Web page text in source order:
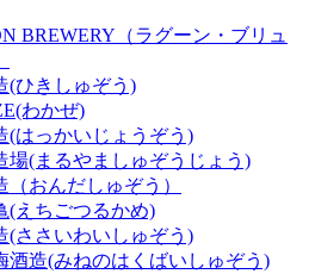
BREWERY（ラグーン・ブリュ
(ひきしゅぞう)
わかぜ)
(はっかいじょうぞう)
場(まるやましゅぞうじょう)
（おんだしゅぞう）
(えちごつるかめ)
(ささいわいしゅぞう)
酒造(みねのはくばいしゅぞう)